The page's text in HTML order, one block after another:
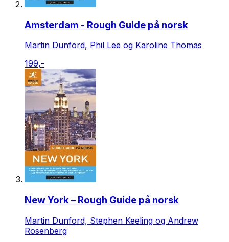
Amsterdam - Rough Guide på norsk
Martin Dunford, Phil Lee og Karoline Thomas
199,-
New York – Rough Guide på norsk
Martin Dunford, Stephen Keeling og Andrew
Rosenberg